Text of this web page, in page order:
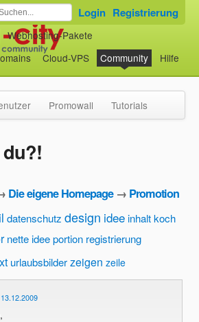
Webhosting-Pakete
Cloud-VPS Community Hilfe
Login Registrierung
Promowall Tutorials
Die eigene Homepage→ Promotion
datenschutz design ideeinhaltkoch
nette ideeportion registrierung
urlaubsbilderzeigen zeile